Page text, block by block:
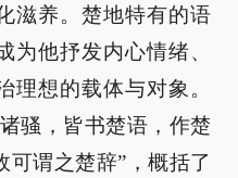
滋养。楚地特有的语
为他抒发内心情绪、
理想的载体与对象。
骚，皆书楚语，作楚
可谓之楚辞”，概括了